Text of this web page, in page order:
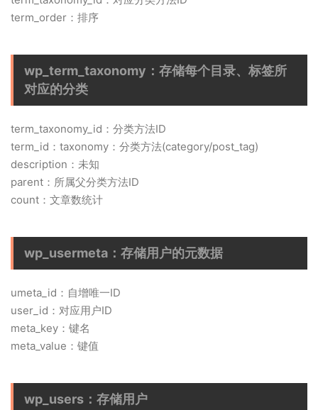
term_order：排序
wp_term_taxonomy：存储每个目录、标签所
对应的分类
term_taxonomy_id：分类方法ID
term_id：taxonomy：分类方法(category/post_tag)
description：未知
parent：所属父分类方法ID
count：文章数统计
wp_usermeta：存储用户的元数据
umeta_id：自增唯一ID
user_id：对应用户ID
meta_key：键名
meta_value：键值
wp_users：存储用户